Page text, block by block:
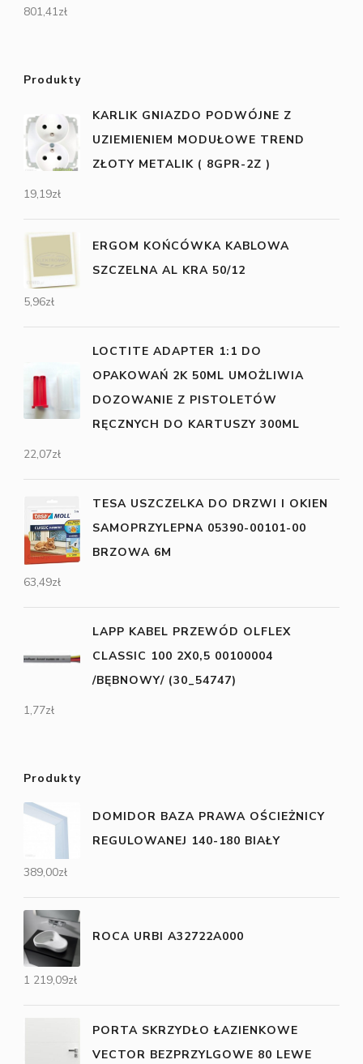
801,41zł
Produkty
KARLIK GNIAZDO PODWÓJNE Z
UZIEMIENIEM MODUŁOWE TREND
ZŁOTY METALIK ( 8GPR-2Z )
19,19zł
ERGOM KOŃCÓWKA KABLOWA
SZCZELNA AL KRA 50/12
5,96zł
LOCTITE ADAPTER 1:1 DO
OPAKOWAŃ 2K 50ML UMOŻLIWIA
DOZOWANIE Z PISTOLETÓW
RĘCZNYCH DO KARTUSZY 300ML
22,07zł
TESA USZCZELKA DO DRZWI I OKIEN
SAMOPRZYLEPNA 05390-00101-00
BRZOWA 6M
63,49zł
LAPP KABEL PRZEWÓD OLFLEX
CLASSIC 100 2X0,5 00100004
/BĘBNOWY/ (30_54747)
1,77zł
Produkty
DOMIDOR BAZA PRAWA OŚCIEŻNICY
REGULOWANEJ 140-180 BIAŁY
389,00zł
ROCA URBI A32722A000
1 219,09zł
PORTA SKRZYDŁO ŁAZIENKOWE
VECTOR BEZPRZYLGOWE 80 LEWE